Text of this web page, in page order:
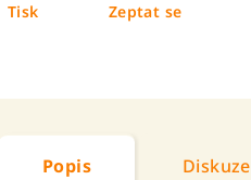
Tisk Zeptat se
Popis Diskuze